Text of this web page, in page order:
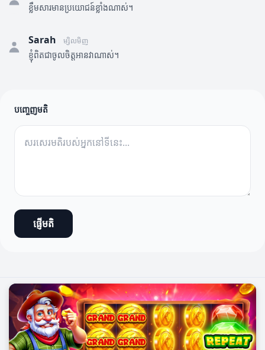
ខ្លឹមសារមានប្រយោជន៍ខ្លាំងណាស់។
Sarah ម្សិលមិញ
ខ្ញុំពិតជាចូលចិត្តអានវាណាស់។
បញ្ចេញមតិ
ផ្ញើមតិ